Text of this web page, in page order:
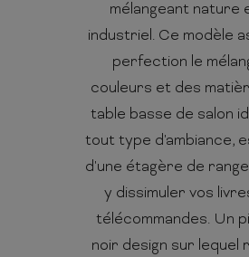
mélangeant nature
industriel. Ce modèle
perfection le
couleurs et des
table basse de salon
tout type d'ambiance,
d'une étagère de
y dissimuler vos
télécommandes. Un
noir design sur lequel